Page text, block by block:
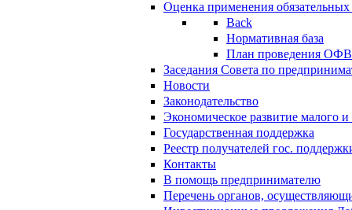
Оценка применения
Back
Нормативная база
План проведения
Заседания Совета по
Новости
Законодательство
Экономическое развитие малого и
Государственная поддержка
Реестр получателей гос.
Контакты
В помощь предпринимателю
Перечень органов,